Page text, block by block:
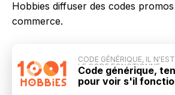
Hobbies diffuser des codes
commerce.
CODE GÉNÉRIQUE, IL
LE CODE FONCTIONNE
Code générique,
pour voir s'il